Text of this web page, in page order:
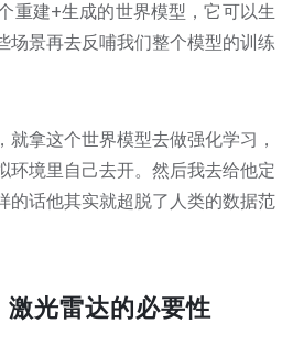
重建+生成的世界模型，它可以生
场景再去反哺我们整个模型的训练
拿这个世界模型去做强化学习，
环境里自己去开。然后我去给他定
的话他其实就超脱了人类的数据范
激光雷达的必要性